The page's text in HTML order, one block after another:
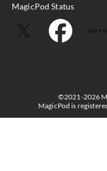
MagicPod Status
©2021-2026
MagicPod is